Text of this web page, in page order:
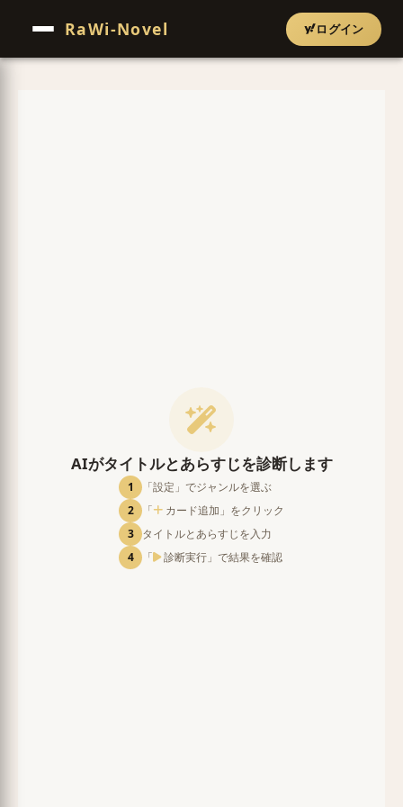
RaWi-Novel ログイン
AIがタイトルとあらすじを診断します
1
「設定」でジャンルを選ぶ
2
「
カード追加」をクリック
3
タイトルとあらすじを入力
4
「 診断実行」で結果を確認